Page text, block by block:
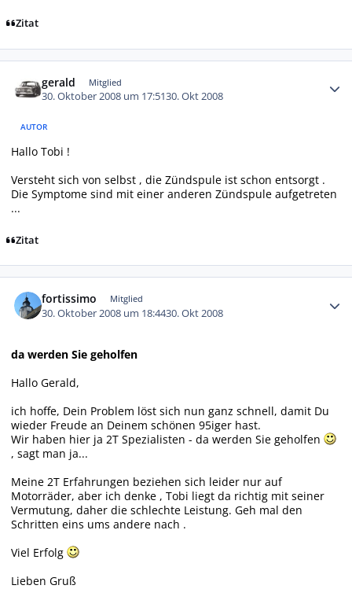
Zitat
gerald Mitglied
30. Oktober 2008 um 17:5130. Okt 2008
AUTOR
Hallo Tobi !
Versteht sich von selbst , die Zündspule ist schon entsorgt .
Die Symptome sind mit einer anderen Zündspule aufgetreten
...
Zitat
fortissimo Mitglied
30. Oktober 2008 um 18:4430. Okt 2008
da werden Sie geholfen
Hallo Gerald,
ich hoffe, Dein Problem löst sich nun ganz schnell, damit Du
wieder Freude an Deinem schönen 95iger hast.
Wir haben hier ja 2T Spezialisten - da werden Sie geholfen
, sagt man ja...
Meine 2T Erfahrungen beziehen sich leider nur auf
Motorräder, aber ich denke , Tobi liegt da richtig mit seiner
Vermutung, daher die schlechte Leistung. Geh mal den
Schritten eins ums andere nach .
Viel Erfolg
Lieben Gruß